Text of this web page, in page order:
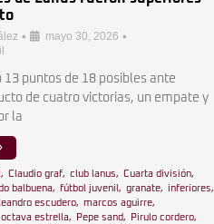
• mayo 30, 2026 •
13 puntos de 18 posibles ante
de cuatro victorias, un empate y
la
, Claudio graf, club lanus, Cuarta división,
balbuena, fútbol juvenil , granate, inferiores,
leandro escudero, marcos aguirre,
octava estrella, Pepe sand, Pirulo cordero,